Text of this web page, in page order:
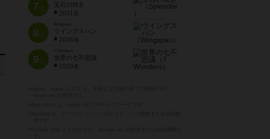
7位
宝石の煌き
2031名
8位
Wingspan
ウイングスパン
2006名
9位
7 Wonders
世界の七不思議
1920名